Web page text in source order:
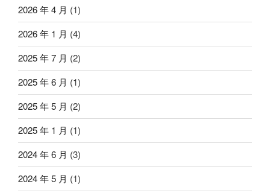
2026 年 4 月 (1)
2026 年 1 月 (4)
2025 年 7 月 (2)
2025 年 6 月 (1)
2025 年 5 月 (2)
2025 年 1 月 (1)
2024 年 6 月 (3)
2024 年 5 月 (1)